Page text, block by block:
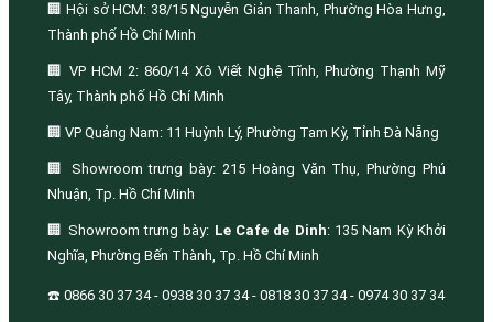
🏢 Hội sở HCM: 38/15 Nguyễn Giản Thanh, Phường Hòa Hưng,
Thành phố Hồ Chí Minh
🏢 VP HCM 2: 860/14 Xô Viết Nghệ Tĩnh, Phường Thạnh Mỹ
Tây, Thành phố Hồ Chí Minh
🏢 VP Quảng Nam: 11 Huỳnh Lý, Phường Tam Kỳ, Tỉnh Đà Nẵng
🏢 Showroom trưng bày: 215 Hoàng Văn Thụ, Phường Phú
Nhuận, Tp. Hồ Chí Minh
🏢 Showroom trưng bày: Le Cafe de Dinh: 135 Nam Kỳ Khởi
Nghĩa, Phường Bến Thành, Tp. Hồ Chí Minh
☎️ 0866 30 37 34 - 0938 30 37 34 - 0818 30 37 34 - 0974 30 37 34